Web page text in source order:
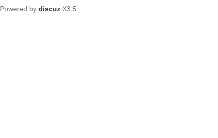
Powered by discuz X3.5